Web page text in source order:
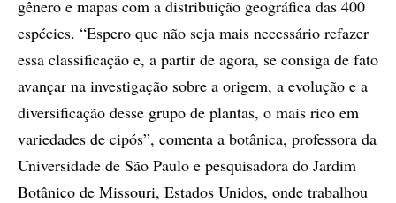
gênero e mapas com a distribuição geográfica das 400
espécies. “Espero que não seja mais necessário refazer
essa classificação e, a partir de agora, se consiga de fato
avançar na investigação sobre a origem, a evolução e a
diversificação desse grupo de plantas, o mais rico em
variedades de cipós”, comenta a botânica, professora da
Universidade de São Paulo e pesquisadora do Jardim
Botânico de Missouri, Estados Unidos, onde trabalhou